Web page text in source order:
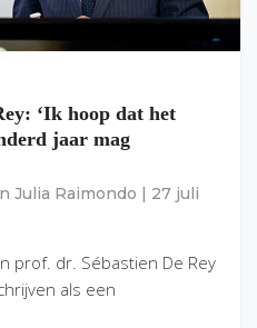
‘Ik hoop dat het
jaar mag
Julia Raimondo
27 juli
prof. dr. Sébastien De Rey
als een